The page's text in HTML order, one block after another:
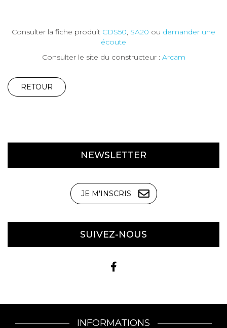
Consulter la fiche produit CDS50, SA20 ou demander une
écoute
Consulter le site du constructeur : Arcam
RETOUR
NEWSLETTER
JE M'INSCRIS
SUIVEZ-NOUS
INFORMATIONS